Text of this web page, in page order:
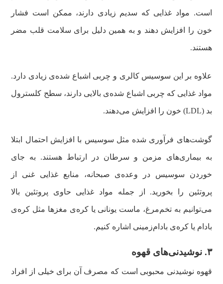
است. مواد غذایی که سدیم زیادی دارند، ممکن است فشار
خون را افزایش دهند و به همین دلیل برای سلامت قلب مضر
هستند.
علاوه بر این سوسیس کالری و چربی اشباع شده‌ی زیادی دارد.
مواد غذایی که چربی اشباع شده‌ی بالایی دارند، سطح کلسترول
بد (LDL) خون را افزایش می‌دهند.
گوشت‌های فرآوری شده مثل سوسیس با افزایش احتمال ابتلا
به بیماری‌های مزمن و سرطان در ارتباط هستند. به جای
خوردن سوسیس در وعده‌ی صبحانه، منابع غذایی غنی از
پروتئین را بخورید. از جمله مواد غذایی حاوی پروتئین بالا
می‌توانیم به تخم‌مرغ، ماست یونانی یا کره‌ی مغزها مثل کره‌ی
بادام یا کره‌ی بادام‌زمینی اشاره کنیم.
۳. نوشیدنی‌های قهوه
قهوه نوشیدنی محبوبی است که مصرف آن برای خیلی از افراد